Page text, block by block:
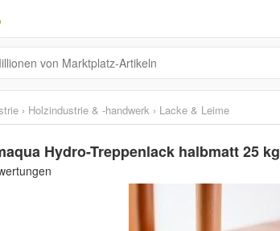
› Holzindustrie & -handwerk › Lacke & Leime
Hydro-Treppenlack halbmatt 25 kg